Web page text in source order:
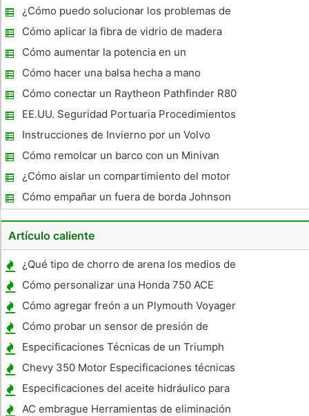
motor fuera de borda
¿Cómo puedo solucionar los problemas de
una Seadoo GSX 2000?
Cómo aplicar la fibra de vidrio de madera
Cómo aumentar la potencia en un
fueraborda
Cómo hacer una balsa hecha a mano
Cómo conectar un Raytheon Pathfinder R80
EE.UU. Seguridad Portuaria Procedimientos
Instrucciones de Invierno por un Volvo
Penta 4.3L
Cómo remolcar un barco con un Minivan
¿Cómo aislar un compartimiento del motor
en un barco
Cómo empañar un fuera de borda Johnson
Artículo caliente
¿Qué tipo de chorro de arena los medios de
comunicación que se utilizan en Rust?
Cómo personalizar una Honda 750 ACE
Cómo agregar freón a un Plymouth Voyager
1994
Cómo probar un sensor de presión de
aceite
Especificaciones Técnicas de un Triumph
GT6 1970
Chevy 350 Motor Especificaciones técnicas
Especificaciones del aceite hidráulico para
la 821E Case
AC embrague Herramientas de eliminación